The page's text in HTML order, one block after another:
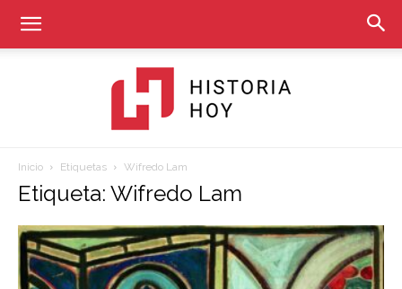
Hoy
Inicio Etiquetas Wifredo Lam
Etiqueta: Wifredo Lam